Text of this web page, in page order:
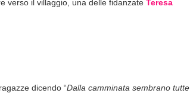
verso il villaggio, una delle fidanzate Teresa
dicendo “Dalla camminata sembrano tutte